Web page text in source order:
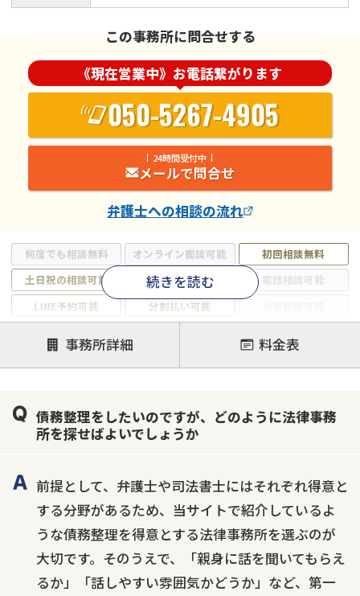
何度でも相談無料 オンライン面談可能
初回相談無料
土日祝の相談可能
19時以降電話可能
電話相談可能
LINE予約可能
分割払い可能
個人再生
時効援用
過払い金返還請求
会社破産・法人破産
住宅ローン
続きを読む
この事務所に問合せする
《現在営業中》お電話繋がります
050-5267-4905
24時間受付中
メールで問合せ
弁護士への相談の流れ
事務所詳細 料金表
債務整理をしたいのですが、どのように法律事務
所を探せばよいでしょうか
前提として、弁護士や司法書士にはそれぞれ得意と
する分野があるため、当サイトで紹介しているよ
うな債務整理を得意とする法律事務所を選ぶのが
大切です。そのうえで、「親身に話を聞いてもらえ
るか」「話しやすい雰囲気かどうか」など、第一